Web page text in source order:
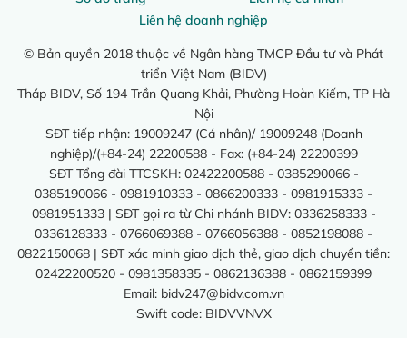
Liên hệ doanh nghiệp
© Bản quyền 2018 thuộc về Ngân hàng TMCP Đầu tư và Phát
triển Việt Nam (BIDV)
Tháp BIDV, Số 194 Trần Quang Khải, Phường Hoàn Kiếm, TP Hà
Nội
SĐT tiếp nhận: 19009247 (Cá nhân)/ 19009248 (Doanh
nghiệp)/(+84-24) 22200588 - Fax: (+84-24) 22200399
SĐT Tổng đài TTCSKH: 02422200588 - 0385290066 -
0385190066 - 0981910333 - 0866200333 - 0981915333 -
0981951333 | SĐT gọi ra từ Chi nhánh BIDV: 0336258333 -
0336128333 - 0766069388 - 0766056388 - 0852198088 -
0822150068 | SĐT xác minh giao dịch thẻ, giao dịch chuyển tiền:
02422200520 - 0981358335 - 0862136388 - 0862159399
Email: bidv247@bidv.com.vn
Swift code: BIDVVNVX